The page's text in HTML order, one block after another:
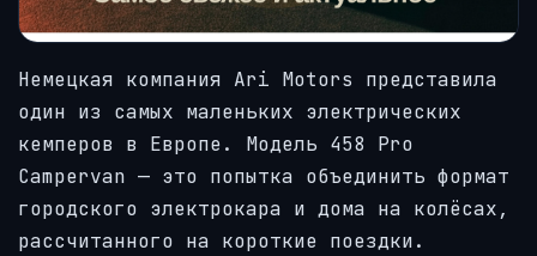
Немецкая компания Ari Motors представила
один из самых маленьких электрических
кемперов в Европе. Модель 458 Pro
Campervan — это попытка объединить формат
городского электрокара и дома на колёсах,
рассчитанного на короткие поездки.